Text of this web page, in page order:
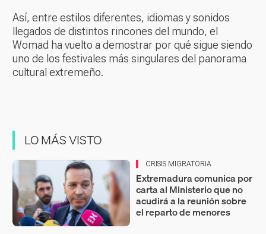
Así, entre estilos diferentes, idiomas y sonidos
llegados de distintos rincones del mundo, el
Womad ha vuelto a demostrar por qué sigue siendo
uno de los festivales más singulares del panorama
cultural extremeño.
LO MÁS VISTO
CRISIS MIGRATORIA
Extremadura comunica por
carta al Ministerio que no
acudirá a la reunión sobre
el reparto de menores